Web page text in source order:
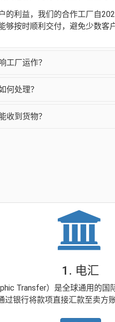
的利益，我们的合作工厂自
够按时顺利交付，避免少数客
工厂运作？
何处理？
收到货物？
1. 电汇
Transfer）是全球通用的国
过银行将款项直接汇款至卖方账